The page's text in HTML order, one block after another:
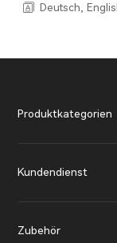
Deutsch,
Produktkategorien
Kundendienst
Zubehör